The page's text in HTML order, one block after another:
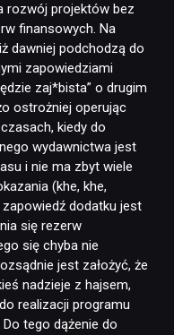
rozwój projektów bez
finansowych. Na
dawniej podchodzą do
zapowiedziami
zaj*bista” o drugim
ostrożniej operując
kiedy do
wydawnictwa jest
i nie ma zbyt wiele
(khe, khe,
zapowiedź dodatku jest
się rezerw
się chyba nie
jest założyć, że
nadzieje z hajsem,
realizacji programu
tego dążenie do